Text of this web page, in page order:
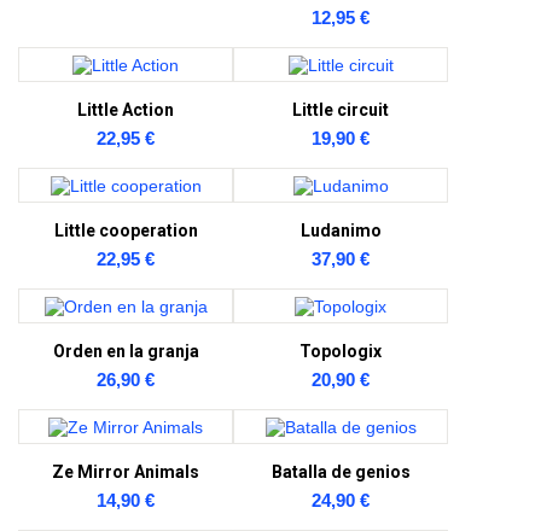
12,95 €
Little Action
22,95 €
Little circuit
19,90 €
Little cooperation
22,95 €
Ludanimo
37,90 €
Orden en la granja
26,90 €
Topologix
20,90 €
Ze Mirror Animals
14,90 €
Batalla de genios
24,90 €